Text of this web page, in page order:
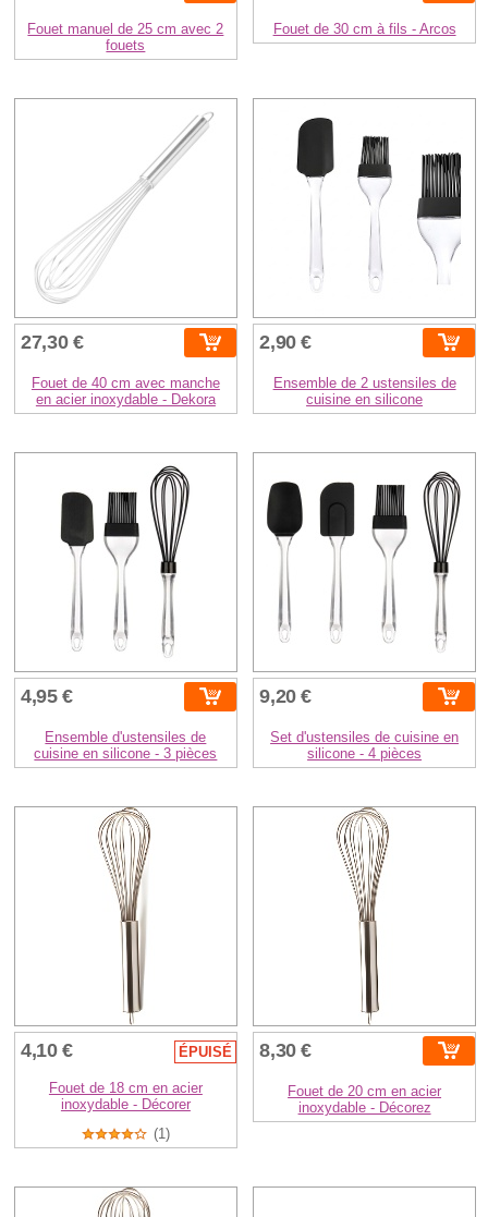
Fouet manuel de 25 cm avec 2
fouets
Fouet de 30 cm à fils - Arcos
27,30 €
Fouet de 40 cm avec manche
en acier inoxydable - Dekora
2,90 €
Ensemble de 2 ustensiles de
cuisine en silicone
4,95 €
Ensemble d'ustensiles de
cuisine en silicone - 3 pièces
9,20 €
Set d'ustensiles de cuisine en
silicone - 4 pièces
4,10 € ÉPUISÉ
Fouet de 18 cm en acier
inoxydable - Décorer
(1)
8,30 €
Fouet de 20 cm en acier
inoxydable - Décorez